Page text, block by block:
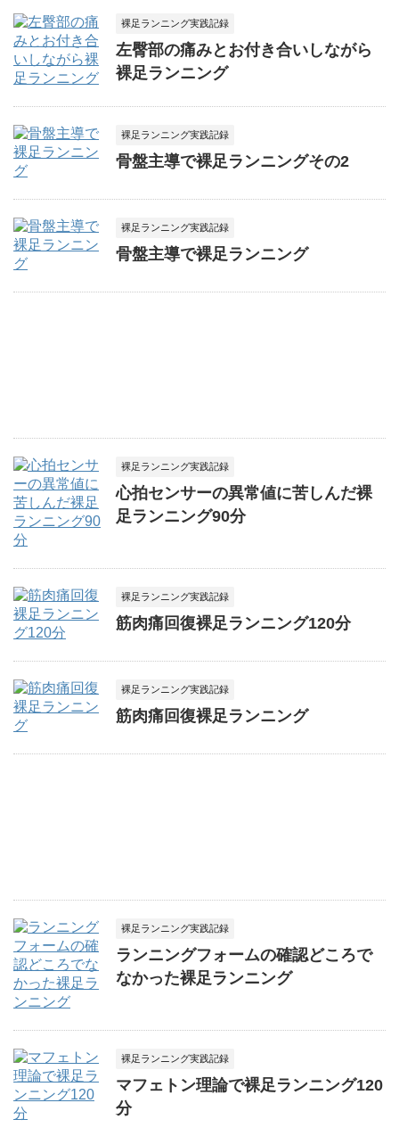
裸足ランニング実践記録
左臀部の痛みとお付き合いしながら
裸足ランニング
裸足ランニング実践記録
骨盤主導で裸足ランニングその2
裸足ランニング実践記録
骨盤主導で裸足ランニング
裸足ランニング実践記録
心拍センサーの異常値に苦しんだ裸
足ランニング90分
裸足ランニング実践記録
筋肉痛回復裸足ランニング120分
裸足ランニング実践記録
筋肉痛回復裸足ランニング
裸足ランニング実践記録
ランニングフォームの確認どころで
なかった裸足ランニング
裸足ランニング実践記録
マフェトン理論で裸足ランニング120
分